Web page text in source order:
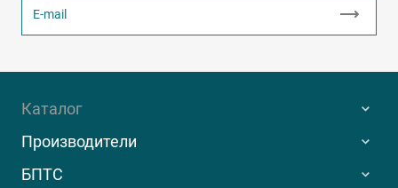
Каталог
Производители
БПТС